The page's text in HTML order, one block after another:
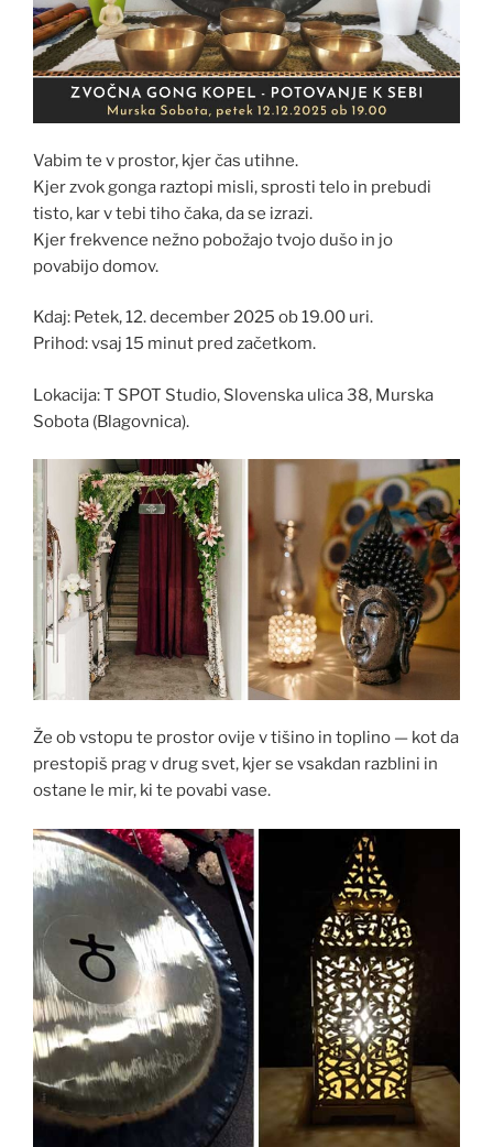
Vabim te v prostor, kjer čas utihne.
Kjer zvok gonga raztopi misli, sprosti telo in prebudi
tisto, kar v tebi tiho čaka, da se izrazi.
Kjer frekvence nežno pobožajo tvojo dušo in jo
povabijo domov.
Kdaj: Petek, 12. december 2025 ob 19.00 uri.
Prihod: vsaj 15 minut pred začetkom.
Lokacija: T SPOT Studio, Slovenska ulica 38, Murska
Sobota (Blagovnica).
Že ob vstopu te prostor ovije v tišino in toplino — kot da
prestopiš prag v drug svet, kjer se vsakdan razblini in
ostane le mir, ki te povabi vase.